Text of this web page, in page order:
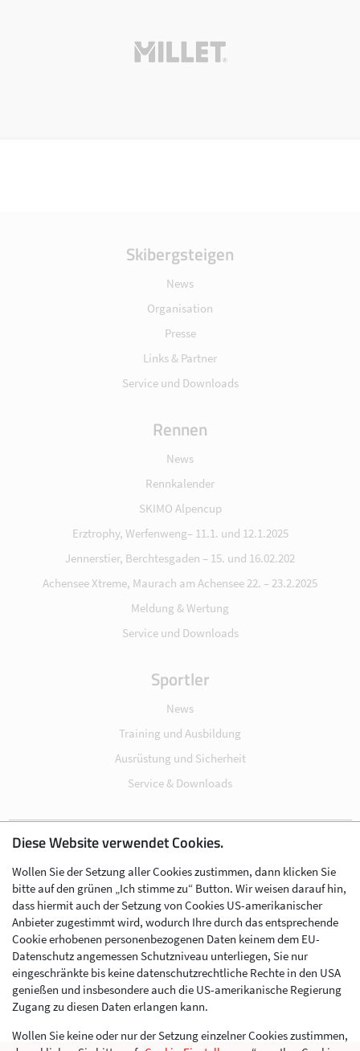
Skibergsteigen
News
Organisation
Presse
Links & Partner
Service und Downloads
Rennen
News
Rennkalender
SKIMO Alpencup
Erztrophy, Werfenweng– 11.1. und 12.1.2025
Jennerstier, Berchtesgaden – 15. und 16.02.202
Achensee Xtreme, Maurach am Achensee 22. – 23.2.2025
Meldung & Wertung
Service und Downloads
Sportler
News
Training und Ausbildung
Ausrüstung und Sicherheit
Service & Downloads
Impressum
Datenschutz
Cookie-Einstellungen
AGB
Kontakt
Werben im Skibergsteigen
Diese Website verwendet Cookies.
Wollen Sie der Setzung aller Cookies zustimmen, dann klicken Sie
bitte auf den grünen „Ich stimme zu“ Button. Wir weisen darauf hin,
dass hiermit auch der Setzung von Cookies US-amerikanischer
Anbieter zugestimmt wird, wodurch Ihre durch das entsprechende
Cookie erhobenen personenbezogenen Daten keinem dem EU-
Datenschutz angemessen Schutzniveau unterliegen, Sie nur
eingeschränkte bis keine datenschutzrechtliche Rechte in den USA
genießen und insbesondere auch die US-amerikanische Regierung
Zugang zu diesen Daten erlangen kann.
Wollen Sie keine oder nur der Setzung einzelner Cookies zustimmen,